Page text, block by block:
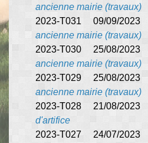
ancienne mairie (travaux)
2023-T031 09/09/2023
ancienne mairie (travaux)
2023-T030 25/08/2023
ancienne mairie (travaux)
2023-T029 25/08/2023
ancienne mairie (travaux)
2023-T028 21/08/2023
d'artifice
2023-T027 24/07/2023